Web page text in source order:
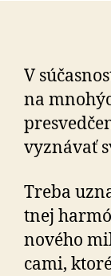
V
na
vyznávať
Treba
tnej
nového
cami,